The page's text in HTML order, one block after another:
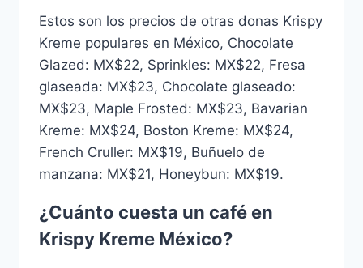
Estos son los precios de otras donas Krispy
Kreme populares en México, Chocolate
Glazed: MX$22, Sprinkles: MX$22, Fresa
glaseada: MX$23, Chocolate glaseado:
MX$23, Maple Frosted: MX$23, Bavarian
Kreme: MX$24, Boston Kreme: MX$24,
French Cruller: MX$19, Buñuelo de
manzana: MX$21, Honeybun: MX$19.
¿Cuánto cuesta un café en
Krispy Kreme México?